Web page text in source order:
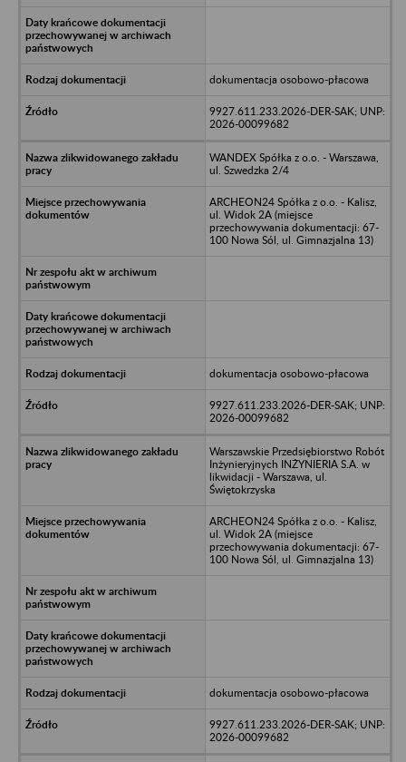
dokumentacja osobowo-płacowa
9927.611.233.2026-DER-SAK; UNP:
2026-00099682
WANDEX Spółka z o.o. - Warszawa,
ul. Szwedzka 2/4
ARCHEON24 Spółka z o.o. - Kalisz,
ul. Widok 2A (miejsce
przechowywania dokumentacji: 67-
100 Nowa Sól, ul. Gimnazjalna 13)
dokumentacja osobowo-płacowa
9927.611.233.2026-DER-SAK; UNP:
2026-00099682
Warszawskie Przedsiębiorstwo Robót
Inżynieryjnych INŻYNIERIA S.A. w
likwidacji - Warszawa, ul.
Świętokrzyska
ARCHEON24 Spółka z o.o. - Kalisz,
ul. Widok 2A (miejsce
przechowywania dokumentacji: 67-
100 Nowa Sól, ul. Gimnazjalna 13)
dokumentacja osobowo-płacowa
9927.611.233.2026-DER-SAK; UNP:
2026-00099682